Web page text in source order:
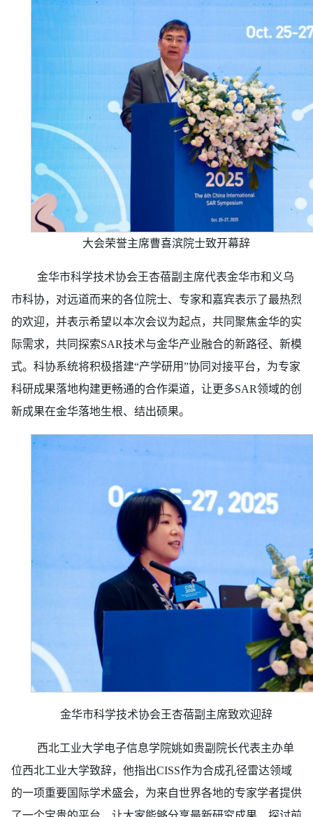
大会荣誉主席曹喜滨院士致开幕辞
金华市科学技术协会王杏蓓副主席代表金华市和义乌
市科协，对远道而来的各位院士、专家和嘉宾表示了最热烈
的欢迎，并表示希望以本次会议为起点，共同聚焦金华的实
际需求，共同探索SAR技术与金华产业融合的新路径、新模
式。科协系统将积极搭建“产学研用”协同对接平台，为专家
科研成果落地构建更畅通的合作渠道，让更多SAR领域的创
新成果在金华落地生根、结出硕果。
金华市科学技术协会王杏蓓副主席致欢迎辞
西北工业大学电子信息学院姚如贵副院长代表主办单
位西北工业大学致辞，他指出CISS作为合成孔径雷达领域
的一项重要国际学术盛会，为来自世界各地的专家学者提供